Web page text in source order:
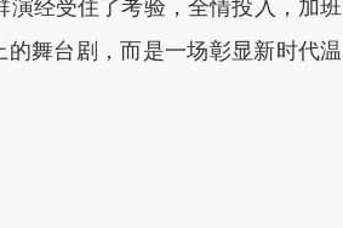
经受住了考验，全情投入，加班
舞台剧，而是一场彰显新时代温